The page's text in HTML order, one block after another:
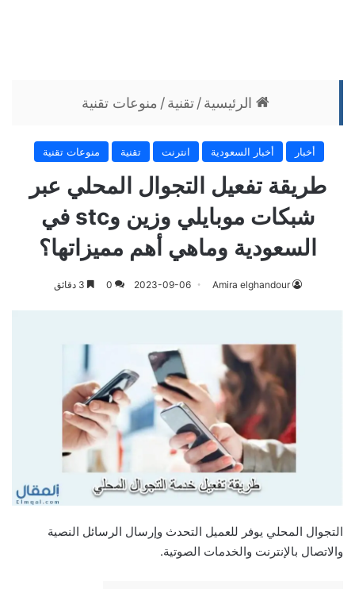
الرئيسية/تقنية/ منوعات تقنية
أخبار أخبار السعودية انترنت تقنية منوعات تقنية
طريقة تفعيل التجوال المحلي عبر
شبكات موبايلي وزين وstc في
السعودية وماهي أهم مميزاتها؟
Amira elghandour
2023-09-06
0
التجوال المحلي يوفر للعميل التحدث وإرسال الرسائل النصية
والاتصال بالإنترنت والخدمات الصوتية.